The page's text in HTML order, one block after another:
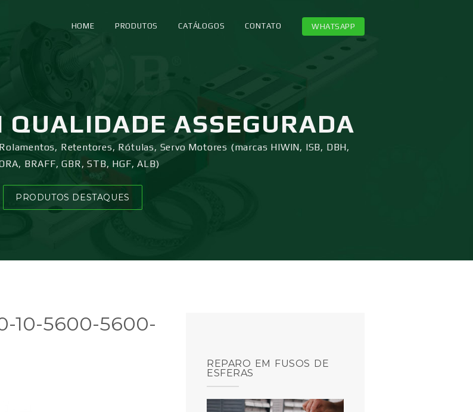
HOME PRODUTOS CATÁLOGOS CONTATO WHATSAPP
QUALIDADE ASSEGURADA
Retentores, Rótulas, Servo Motores (marcas HIWIN, ISB, DBH,
BRAFF, GBR, STB, HGF, ALB)
PRODUTOS DESTAQUES
10-5600-5600-
REPARO EM FUSOS DE
ESFERAS